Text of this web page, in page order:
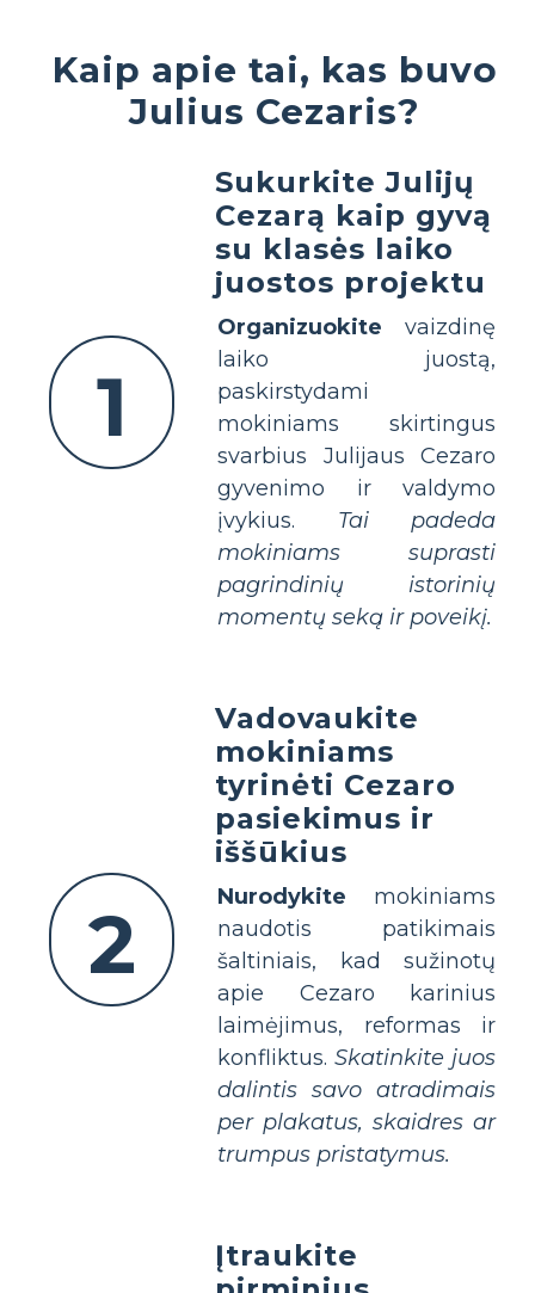
Kaip apie tai, kas buvo
Julius Cezaris?
1
Sukurkite Julijų
Cezarą kaip gyvą
su klasės laiko
juostos projektu
Organizuokite vaizdinę
laiko juostą,
paskirstydami
mokiniams skirtingus
svarbius Julijaus Cezaro
gyvenimo ir valdymo
įvykius. Tai padeda
mokiniams suprasti
pagrindinių istorinių
momentų seką ir poveikį.
2
Vadovaukite
mokiniams
tyrinėti Cezaro
pasiekimus ir
iššūkius
Nurodykite mokiniams
naudotis patikimais
šaltiniais, kad sužinotų
apie Cezaro karinius
laimėjimus, reformas ir
konfliktus. Skatinkite juos
dalintis savo atradimais
per plakatus, skaidres ar
trumpus pristatymus.
Įtraukite